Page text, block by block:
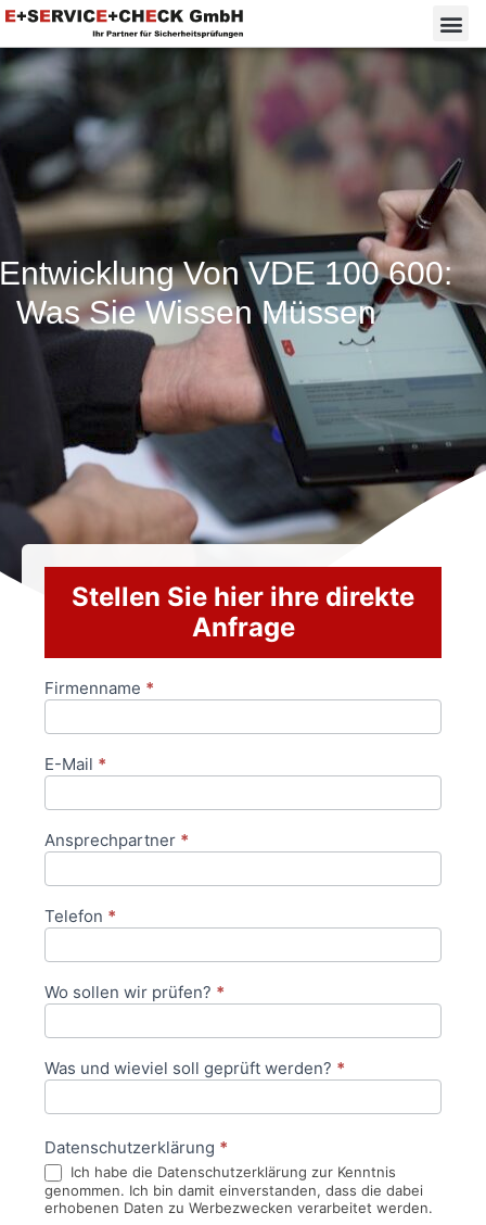
Von VDE 100 600:
Was Sie Wissen Müssen
Stellen Sie hier ihre direkte
Anfrage
Anfrageformular
Firmenname *
E-Mail *
Ansprechpartner *
Telefon *
Wo sollen wir prüfen? *
Was und wieviel soll geprüft werden? *
Datenschutzerklärung *
Ich habe die Datenschutzerklärung zur Kenntnis
genommen. Ich bin damit einverstanden, dass die dabei
erhobenen Daten zu Werbezwecken verarbeitet werden.